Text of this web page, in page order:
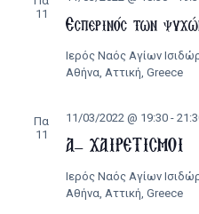
11
Εσπερινός των
Ιερός Ναός Αγίων
Αθήνα, Αττική, Greece
Πα
11
Α’ ΧΑΙΡΕΤΙΣΜΟΙ
11/03/2022 @ 19:30-
Ιερός Ναός Αγίων
Αθήνα, Αττική, Greece